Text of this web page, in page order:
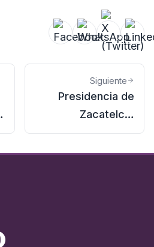
Siguiente
Presidencia de
Zacatelco,
Tlaxcala Año 1944